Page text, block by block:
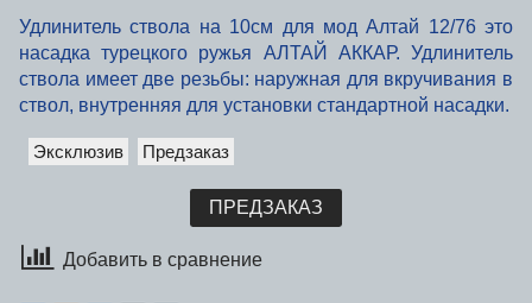
Удлинитель ствола на 10см для мод Алтай 12/76 это
насадка турецкого ружья АЛТАЙ АККАР. Удлинитель
ствола имеет две резьбы: наружная для вкручивания в
ствол, внутренняя для установки стандартной насадки.
Эксклюзив Предзаказ
ПРЕДЗАКАЗ
Добавить в сравнение